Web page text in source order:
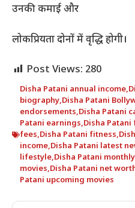
उनकी कमाई और
लोकप्रियता दोनों में वृद्धि होगी।
Post Views: 280
Disha Patani annual income,
biography,Disha Patani
endorsements,Disha Patani
Patani earnings,Disha Patani
fees,Disha Patani fitness,
income,Disha Patani latest
lifestyle,Disha Patani
movies,Disha Patani net
Patani upcoming movies